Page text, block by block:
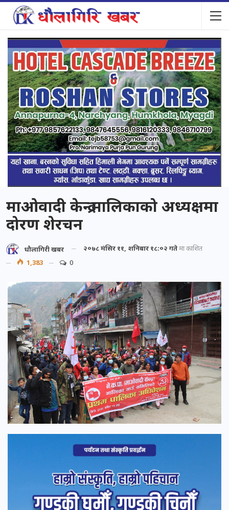
माओवादी केन्द्र मालिकाको अध्यक्षमा
दोरण शेरचन
धौलागिरी खबर २०७८ मंसिर ११, शनिबार १८:०२ गतेमा प्रकाशित
1,383
0